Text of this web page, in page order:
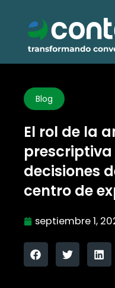
contenido
Blog
El rol de la
decisiones
centro de
septiembre 1,